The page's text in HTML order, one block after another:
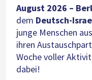
August 2026 –
dem Deutsch-
junge Menschen
ihren
Woche voller
dabei!